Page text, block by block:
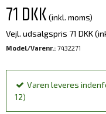
71 DKK (inkl. moms)
Vejl. udsalgspris 71 DKK
Model/Varenr.: 7432271
Varen leveres
12)